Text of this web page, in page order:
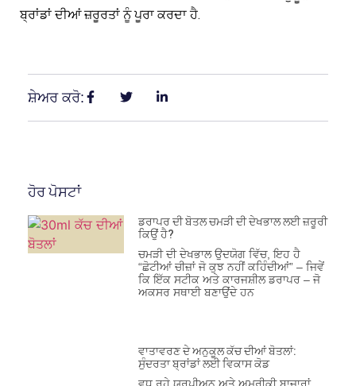
ਬ੍ਰਾਂਡਾਂ ਦੀਆਂ ਜ਼ਰੂਰਤਾਂ ਨੂੰ ਪੂਰਾ ਕਰਦਾ ਹੈ.
ਸ਼ੇਅਰ ਕਰੋ:
ਹੋਰ ਪੋਸਟਾਂ
ਡਰਾਪਰ ਦੀ ਬੋਤਲ ਚਮੜੀ ਦੀ ਦੇਖਭਾਲ ਲਈ ਜ਼ਰੂਰੀ
ਕਿਉਂ ਹੈ?
ਚਮੜੀ ਦੀ ਦੇਖਭਾਲ ਉਦਯੋਗ ਵਿੱਚ, ਇਹ ਹੈ
“ਛੋਟੀਆਂ ਚੀਜ਼ਾਂ ਜੋ ਕੁਝ ਨਹੀਂ ਕਹਿੰਦੀਆਂ” – ਜਿਵੇਂ
ਕਿ ਇੱਕ ਸਟੀਕ ਅਤੇ ਕਾਰਜਸ਼ੀਲ ਡਰਾਪਰ – ਜੋ
ਅਕਸਰ ਸਥਾਈ ਬਣਾਉਂਦੇ ਹਨ
ਵਾਤਾਵਰਣ ਦੇ ਅਨੁਕੂਲ ਕੱਚ ਦੀਆਂ ਬੋਤਲਾਂ:
ਸੁੰਦਰਤਾ ਬ੍ਰਾਂਡਾਂ ਲਈ ਵਿਕਾਸ ਕੋਡ